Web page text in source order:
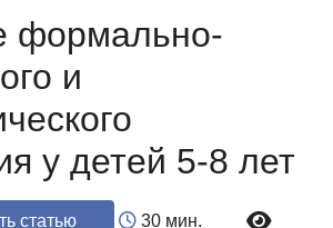
формально-
и
у детей 5-8 лет
статью
30 мин.